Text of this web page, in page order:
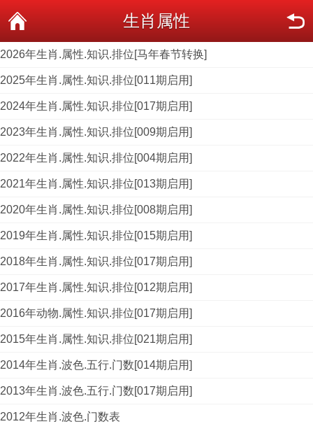
生肖属性
2026年生肖.属性.知识.排位[马年春节转换]
2025年生肖.属性.知识.排位[011期启用]
2024年生肖.属性.知识.排位[017期启用]
2023年生肖.属性.知识.排位[009期启用]
2022年生肖.属性.知识.排位[004期启用]
2021年生肖.属性.知识.排位[013期启用]
2020年生肖.属性.知识.排位[008期启用]
2019年生肖.属性.知识.排位[015期启用]
2018年生肖.属性.知识.排位[017期启用]
2017年生肖.属性.知识.排位[012期启用]
2016年动物.属性.知识.排位[017期启用]
2015年生肖.属性.知识.排位[021期启用]
2014年生肖.波色.五行.门数[014期启用]
2013年生肖.波色.五行.门数[017期启用]
2012年生肖.波色.门数表